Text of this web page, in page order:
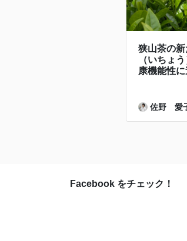
狭山茶の
（いちょ
康機能性
佐野 愛
Facebook をチェック！